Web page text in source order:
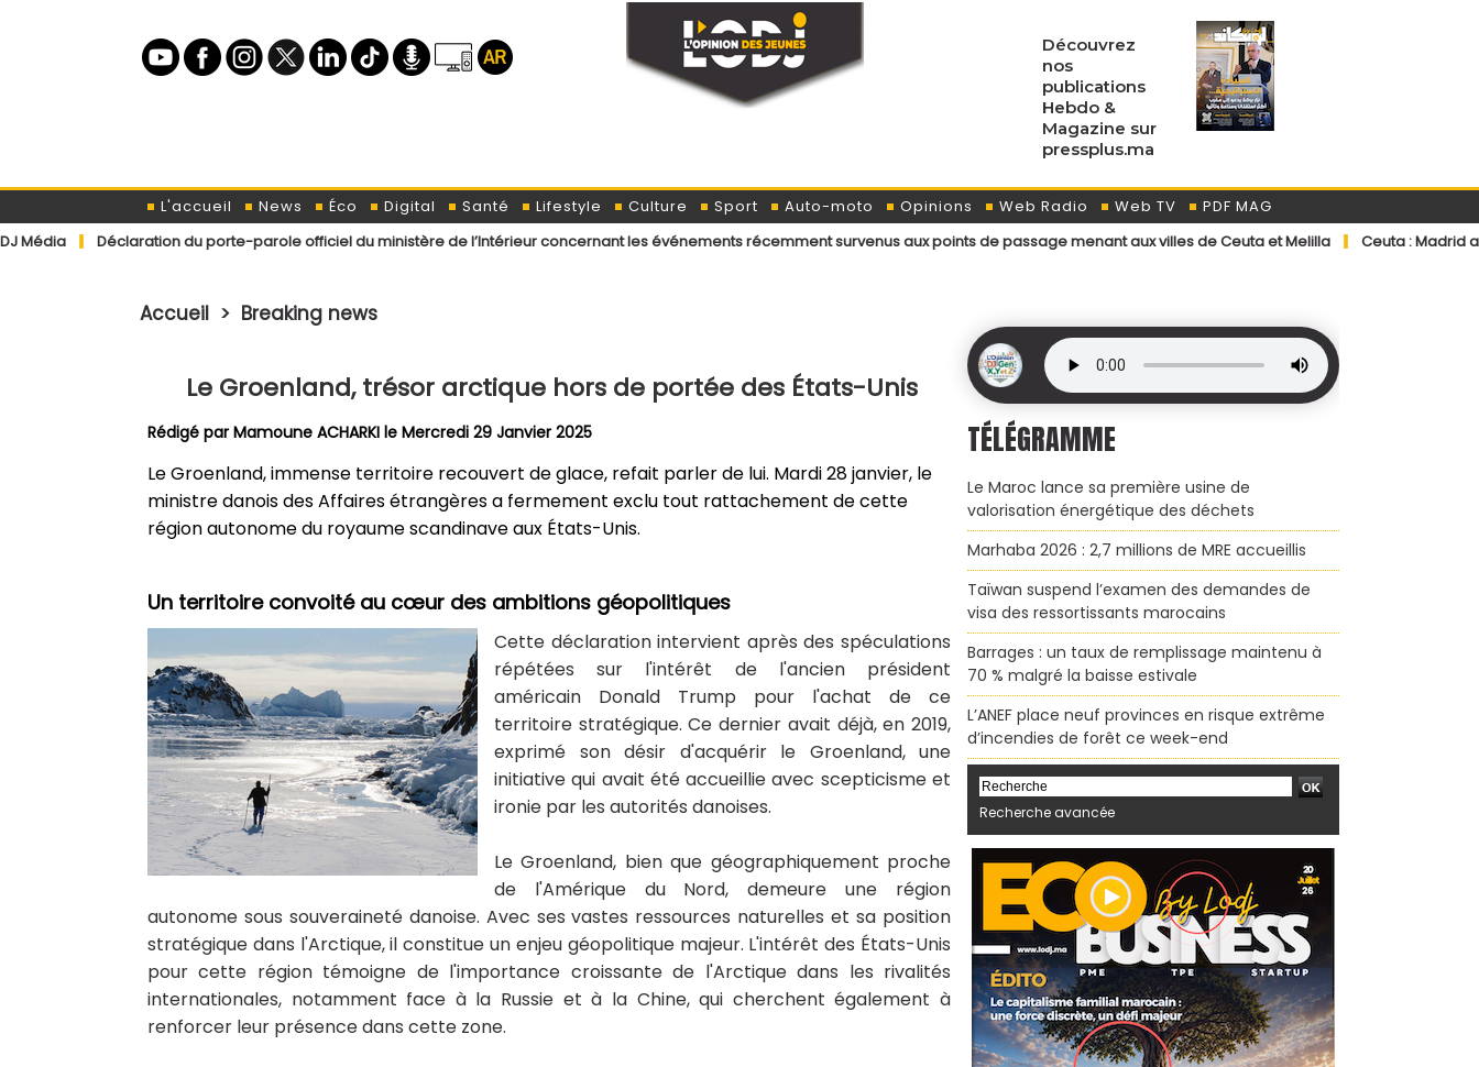
Découvrez
nos
publications
Hebdo &
Magazine sur
pressplus.ma
L'accueil News Éco Digital Santé Lifestyle Culture Sport Auto-moto Opinions Web Radio Web TV
PDF MAG
du porte-parole officiel du ministère de l’Intérieur concernant les événements récemment survenus aux points de passage menant aux villes de Ceuta et Melilla
Ceuta : Madrid accélère les
Accueil > Breaking news
Le Groenland, trésor arctique hors de portée des États-Unis
Rédigé parMamoune ACHARKI le Mercredi 29 Janvier 2025
Le Groenland, immense territoire recouvert de glace, refait parler de lui. Mardi 28 janvier, le
ministre danois des Affaires étrangères a fermement exclu tout rattachement de cette
région autonome du royaume scandinave aux États-Unis.
Un territoire convoité au cœur des ambitions géopolitiques
Cette déclaration intervient après des spéculations
répétées sur l'intérêt de l'ancien président
américain Donald Trump pour l'achat de ce
territoire stratégique. Ce dernier avait déjà, en 2019,
exprimé son désir d'acquérir le Groenland, une
initiative qui avait été accueillie avec scepticisme et
ironie par les autorités danoises.
Le Groenland, bien que géographiquement proche
de l'Amérique du Nord, demeure une région
autonome sous souveraineté danoise. Avec ses vastes ressources naturelles et sa position
stratégique dans l'Arctique, il constitue un enjeu géopolitique majeur. L'intérêt des États-Unis
pour cette région témoigne de l'importance croissante de l'Arctique dans les rivalités
internationales, notamment face à la Russie et à la Chine, qui cherchent également à
renforcer leur présence dans cette zone.
TÉLÉGRAMME
Le Maroc lance sa première usine de
valorisation énergétique des déchets
Marhaba 2026 : 2,7 millions de MRE accueillis
Taïwan suspend l’examen des demandes de
visa des ressortissants marocains
Barrages : un taux de remplissage maintenu à
70 % malgré la baisse estivale
L’ANEF place neuf provinces en risque extrême
d’incendies de forêt ce week-end
Recherche avancée